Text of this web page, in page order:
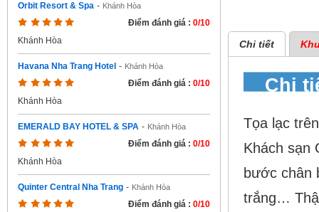
Orbit Resort & Spa - Khánh Hòa
Điểm đánh giá : 0/10
Khánh Hòa
Havana Nha Trang Hotel - Khánh Hòa
Điểm đánh giá : 0/10
Khánh Hòa
EMERALD BAY HOTEL & SPA - Khánh Hòa
Điểm đánh giá : 0/10
Khánh Hòa
Quinter Central Nha Trang - Khánh Hòa
Điểm đánh giá : 0/10
Chi tiết
Chi
Tọa lạc
Khách sạn
bước chân
trắng…